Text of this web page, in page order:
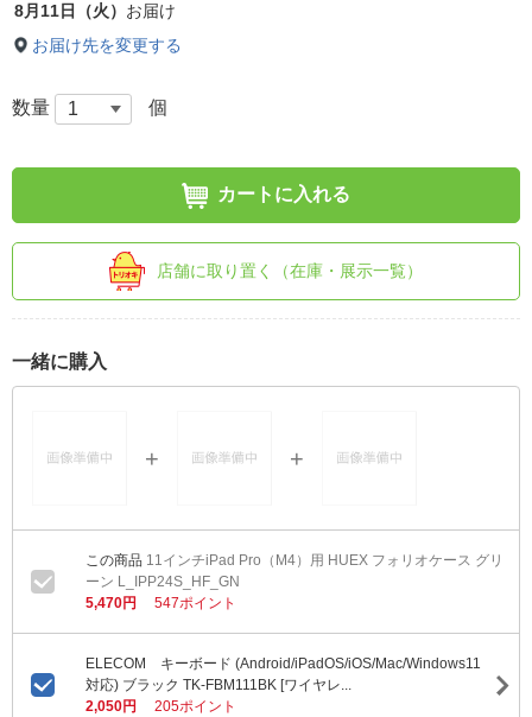
8月11日（火） お届け
お届け先を変更する
数量 個
カートに入れる
店舗に取り置く（在庫・展示一覧）
一緒に購入
11インチiPad Pro（M4）用 HUEX フォリオケース グリ
ーン L_IPP24S_HF_GN
5,470円
547ポイント
ELECOM キーボード (Android/iPadOS/iOS/Mac/Windows11
対応) ブラック TK-FBM111BK [ワイヤレ...
2,050円
205ポイント